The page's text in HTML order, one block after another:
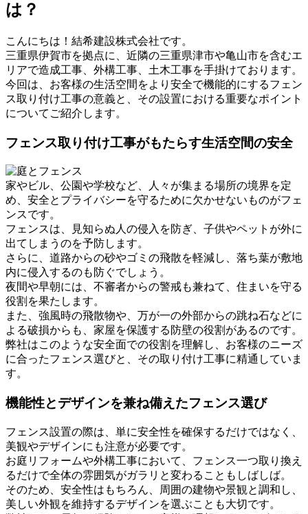
は？
こんにちは！結希建設株式会社です。
三重県伊賀市を拠点に、近隣の三重県津市や亀山市を含むエ
リアで造成工事、外構工事、土木工事を手掛けております。
今回は、お客様の生活空間をより安全で機能的にするフェン
ス取り付け工事の意義と、その設置における重要なポイント
についてご紹介します。
フェンス取り付け工事がもたらす生活空間の安全
家やビル、公園や学校など、人々が集まる場所の境界を定
め、安全とプライバシーを守るために欠かせないものがフェ
ンスです。
フェンスは、見知らぬ人の侵入を防ぎ、子供やペットが外に
出てしまうのを予防します。
さらに、道路からの砂やゴミの飛散を軽減し、落ち葉が敷地
内に侵入するのも防ぐでしょう。
夜間や早朝には、不審者からの警戒も兼ねて、住まいを守る
役割を果たします。
また、強風時の飛散物や、万が一の外部からの跳ね石などに
よる破損からも、家屋を保護する防壁の役割があるのです。
弊社はこのような安全面での役割を理解し、お客様のニーズ
に合ったフェンス選びと、その取り付け工事に精通していま
す。
機能性とデザインを兼ね備えたフェンス選び
フェンス設置の際は、単に安全性を確保するだけではなく、
美観やデザインにも注意が必要です。
お庭リフォームや外構工事において、フェンス一つ取り換え
るだけで全体の雰囲気がガラリと変わることもしばしば。
そのため、安全性はもちろん、周囲の建物や景観と調和し、
美しい外観を維持するデザインを選ぶことも大切です。